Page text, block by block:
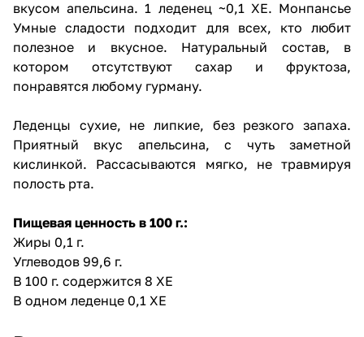
вкусом апельсина. 1 леденец ~0,1 ХЕ. Монпансье
Умные сладости подходит для всех, кто любит
полезное и вкусное. Натуральный состав, в
котором отсутствуют сахар и фруктоза,
понравятся любому гурману.
Леденцы сухие, не липкие, без резкого запаха.
Приятный вкус апельсина, с чуть заметной
кислинкой. Рассасываются мягко, не травмируя
полость рта.
Пищевая ценность в 100 г.:
Жиры 0,1 г.
Углеводов 99,6 г.
В 100 г. содержится 8 ХЕ
В одном леденце 0,1 ХЕ